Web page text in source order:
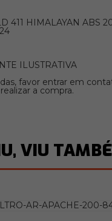
411 HIMALAYAN ABS
ILUSTRATIVA
favor entrar em
a compra.
VIU